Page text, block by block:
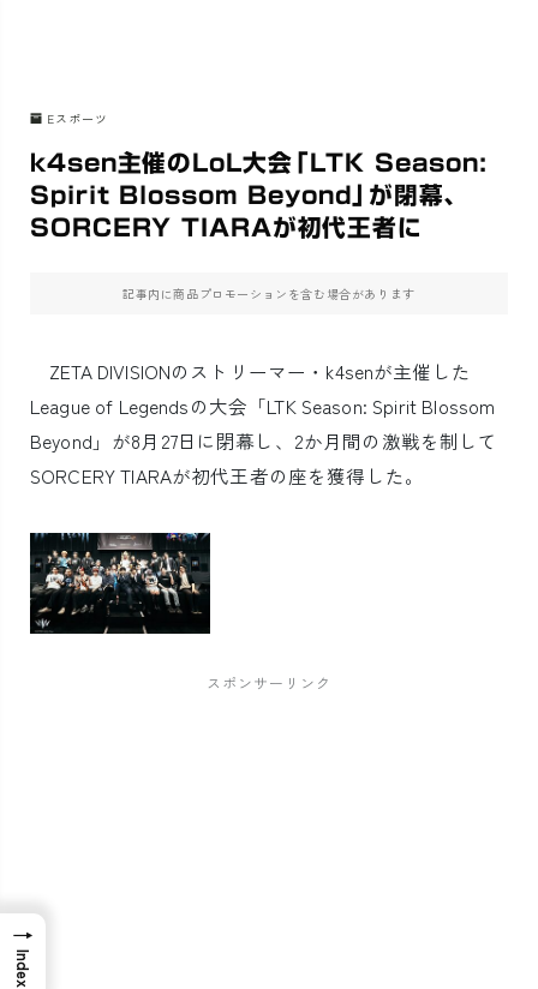
Eスポーツ
k4sen主催のLoL大会「LTK Season:
Spirit Blossom Beyond」が閉幕、
SORCERY TIARAが初代王者に
記事内に商品プロモーションを含む場合があります
ZETA DIVISIONのストリーマー・k4senが主催した
League of Legendsの大会「LTK Season: Spirit Blossom
Beyond」が8月27日に閉幕し、2か月間の激戦を制して
SORCERY TIARAが初代王者の座を獲得した。
スポンサーリンク
→
Index